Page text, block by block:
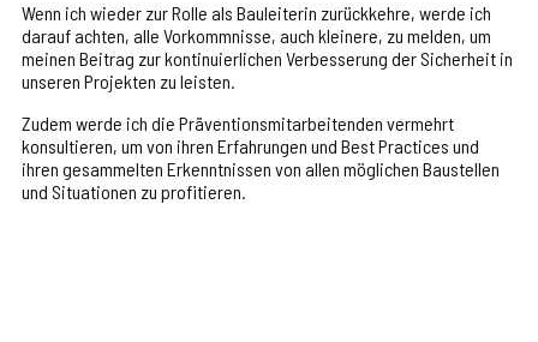
Wenn ich wieder zur Rolle als Bauleiterin zurückkehre, werde ich
darauf achten, alle Vorkommnisse, auch kleinere, zu melden, um
meinen Beitrag zur kontinuierlichen Verbesserung der Sicherheit in
unseren Projekten zu leisten.
Zudem werde ich die Präventionsmitarbeitenden vermehrt
konsultieren, um von ihren Erfahrungen und Best Practices und
ihren gesammelten Erkenntnissen von allen möglichen Baustellen
und Situationen zu profitieren.